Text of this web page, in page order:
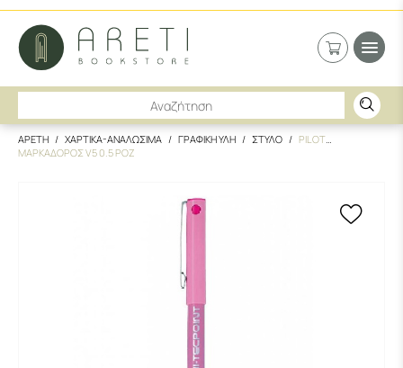
ΑΡΕΤΗ ΧΑΡΤΙΚΑ-ΑΝΑΛΩΣΙΜΑ ΓΡΑΦΙΚΗ ΥΛΗ ΣΤΥΛΟ
PILOT
ΜΑΡΚΑΔΟΡΟΣ V5 0.5 ΡΟΖ